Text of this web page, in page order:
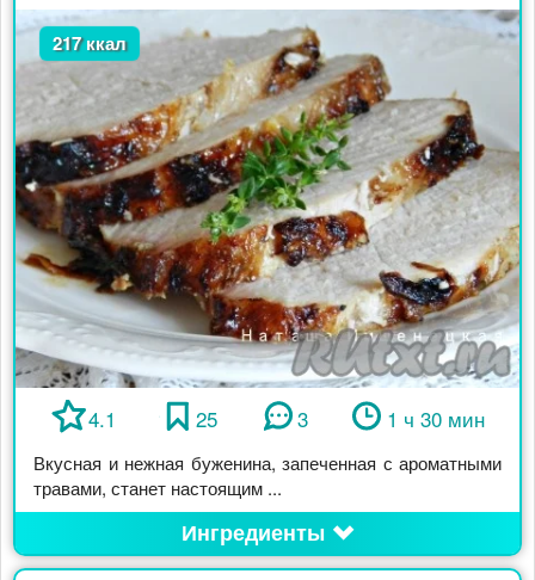
217 ккал
4.1 25 3 1 ч 30 мин
Вкусная и нежная буженина, запеченная с ароматными
травами, станет настоящим ...
Ингредиенты